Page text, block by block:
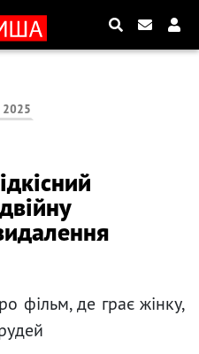
2025
фільм, де грає жінку,